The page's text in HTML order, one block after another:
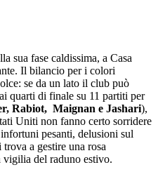
sua fase caldissima, a Casa
Il bilancio per i colori
se da un lato il club può
quarti di finale su 11 partiti per
Rabiot, Maignan e Jashari),
Uniti non fanno certo sorridere
pesanti, delusioni sul
a gestire una rosa
vigilia del raduno estivo.